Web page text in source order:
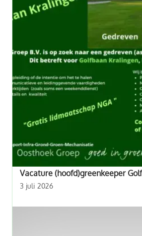
Vacature (hoofd)greenkeeper
3 juli 2026